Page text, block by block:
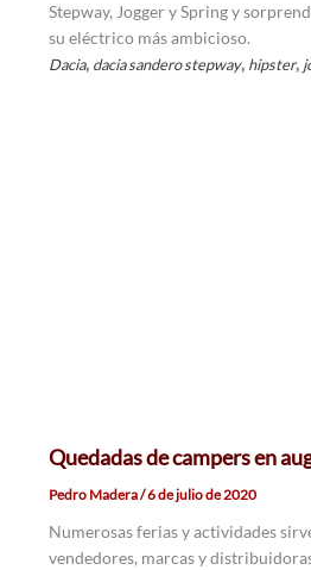
Stepway, Jogger y Spring y
su eléctrico más ambicioso.
Dacia, dacia sandero stepway, hipster,
Quedadas de campers en
Pedro Madera/6 de julio de 2020
Numerosas ferias y actividades
vendedores, marcas y